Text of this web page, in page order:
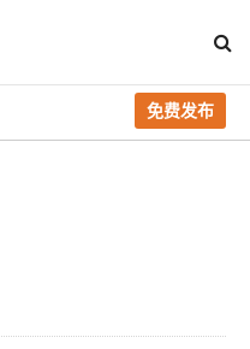
免费发布